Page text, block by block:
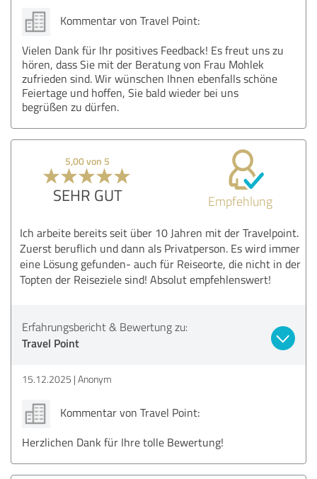
Kommentar von Travel Point:
Vielen Dank für Ihr positives Feedback! Es freut uns zu
hören, dass Sie mit der Beratung von Frau Mohlek
zufrieden sind. Wir wünschen Ihnen ebenfalls schöne
Feiertage und hoffen, Sie bald wieder bei uns
begrüßen zu dürfen.
5,00 von 5
SEHR GUT Empfehlung
Ich arbeite bereits seit über 10 Jahren mit der Travelpoint.
Zuerst beruflich und dann als Privatperson. Es wird immer
eine Lösung gefunden- auch für Reiseorte, die nicht in der
Topten der Reiseziele sind! Absolut empfehlenswert!
Erfahrungsbericht & Bewertung zu:
Travel Point
15.12.2025 Anonym
Kommentar von Travel Point:
Herzlichen Dank für Ihre tolle Bewertung!